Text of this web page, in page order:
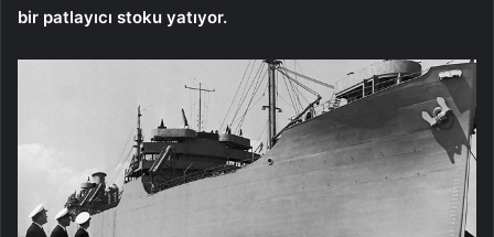
bir patlayıcı stoku yatıyor.